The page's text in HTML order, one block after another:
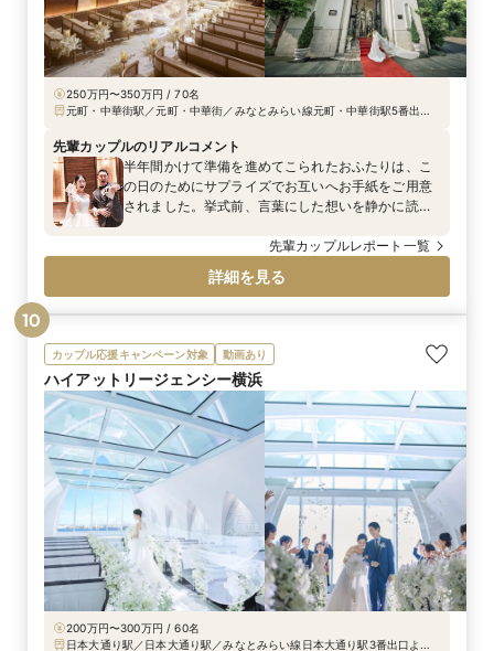
250万円〜350万円 / 70名
元町・中華街駅／元町・中華街／みなとみらい線元町・中華街駅5番出口
先輩カップルのリアルコメント
半年間かけて準備を進めてこられたおふたりは、こ
の日のためにサプライズでお互いへお手紙をご用意
されました。挙式前、言葉にした想いを静かに読み
と笑顔が自然に交差する、忘れがたいひとときとな
りらしい歩みが静かに始まっていきます。
先輩カップルレポート一覧
詳細を見る
カップル応援キャンペーン対象 動画あり
ハイアットリージェンシー横浜
200万円〜300万円 / 60名
日本大通り駅／日本大通り駅／みなとみらい線日本大通り駅3番出口より
10